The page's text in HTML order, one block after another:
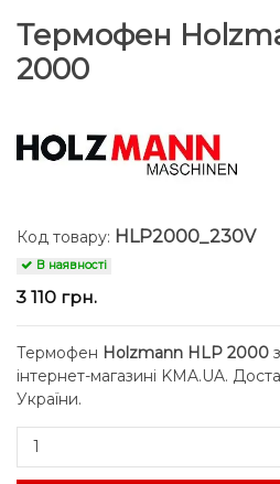
Термофен
2000
Код товару: HLP2000_230V
В наявності
3 110 грн.
Термофен Holzmann HLP 2000
інтернет-магазині KMA.UA.
України.